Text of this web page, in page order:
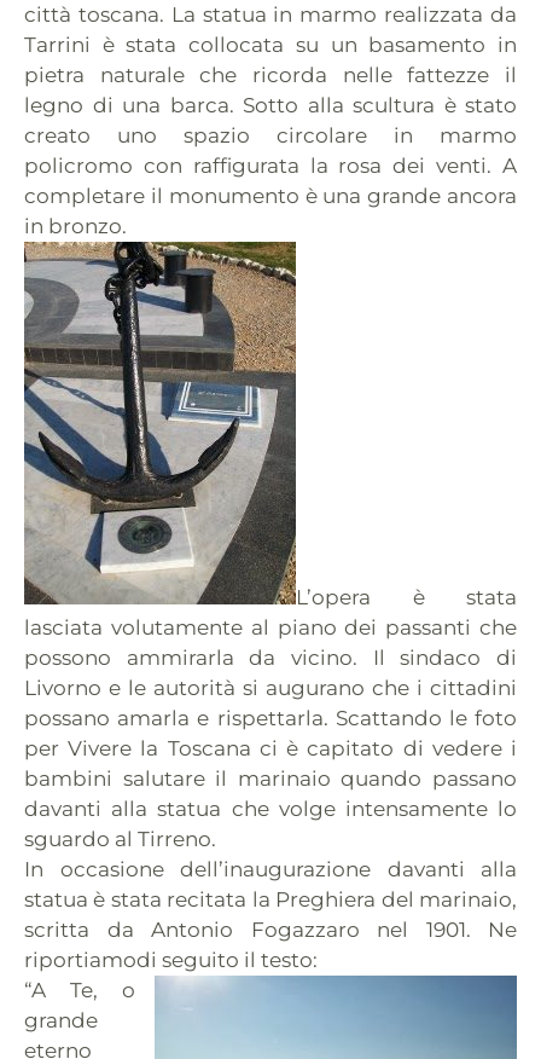
città toscana. La statua in marmo realizzata da
Tarrini è stata collocata su un basamento in
pietra naturale che ricorda nelle fattezze il
legno di una barca. Sotto alla scultura è stato
creato uno spazio circolare in marmo
policromo con raffigurata la rosa dei venti. A
completare il monumento è una grande ancora
in bronzo.
L’opera è stata
lasciata volutamente al piano dei passanti che
possono ammirarla da vicino. Il sindaco di
Livorno e le autorità si augurano che i cittadini
possano amarla e rispettarla. Scattando le foto
per Vivere la Toscana ci è capitato di vedere i
bambini salutare il marinaio quando passano
davanti alla statua che volge intensamente lo
sguardo al Tirreno.
In occasione dell’inaugurazione davanti alla
statua è stata recitata la Preghiera del marinaio,
scritta da Antonio Fogazzaro nel 1901. Ne
riportiamodi seguito il testo:
“A Te, o
grande
eterno